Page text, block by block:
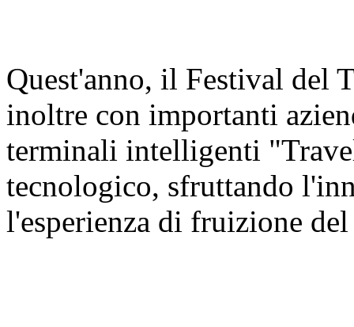
Quest'anno, il Festival del
inoltre con importanti
terminali intelligenti
tecnologico, sfruttando
l'esperienza di fruizione